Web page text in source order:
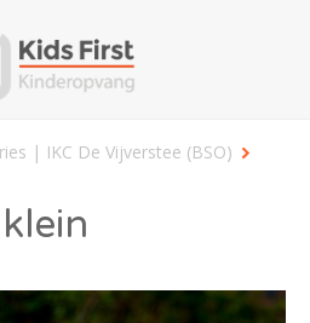
| IKC De Vijverstee (BSO)